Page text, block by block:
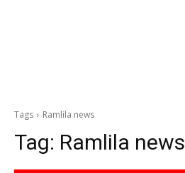
Tags Ramlila news
Tag: Ramlila news